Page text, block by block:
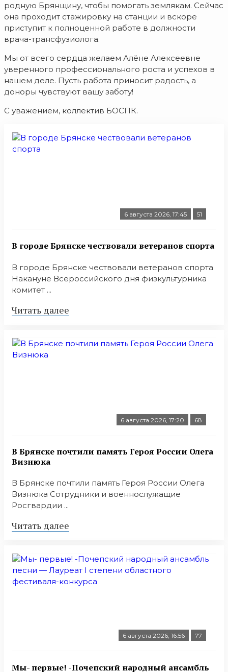
родную Брянщину, чтобы помогать землякам. Сейчас
она проходит стажировку на станции и вскоре
приступит к полноценной работе в должности
врача-трансфузиолога.
Мы от всего сердца желаем Алёне Алексеевне
уверенного профессионального роста и успехов в
нашем деле. Пусть работа приносит радость, а
доноры чувствуют вашу заботу!
С уважением, коллектив БОСПК.
6 августа 2026, 17:45 51
В городе Брянске чествовали ветеранов спорта
В городе Брянске чествовали ветеранов спорта
Накануне Всероссийского дня физкультурника
комитет ...
Читать далее
6 августа 2026, 17:20 68
В Брянске почтили память Героя России Олега
Визнюка
В Брянске почтили память Героя России Олега
Визнюка Сотрудники и военнослужащие
Росгвардии ...
Читать далее
6 августа 2026, 16:56 77
Мы- первые! -Почепский народный ансамбль